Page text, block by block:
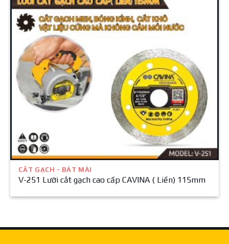
CẮT GẠCH - BÁT MÀI
V-251 Lưỡi cắt gạch cao cấp CAVINA ( Liền) 115mm